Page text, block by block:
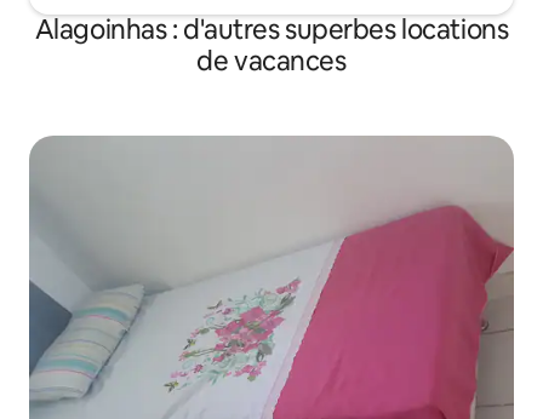
Alagoinhas : d'autres superbes locations
de vacances